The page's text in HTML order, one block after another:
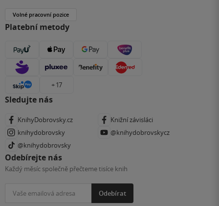
Volné pracovní pozice
Platební metody
+ 17
Sledujte nás
KnihyDobrovsky.cz
Knižní závisláci
knihydobrovsky
@knihydobrovskycz
@knihydobrovsky
Odebírejte nás
Každý měsíc společně přečteme tisíce knih
Odebírat